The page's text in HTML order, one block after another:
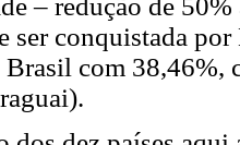
– redução de
ser conquistada
Brasil com 38,46%,